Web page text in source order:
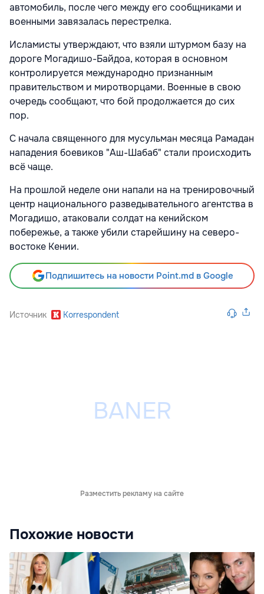
автомобиль, после чего между его сообщниками и
военными завязалась перестрелка.
Исламисты утверждают, что взяли штурмом базу на
дороге Могадишо-Байдоа, которая в основном
контролируется международно признанным
правительством и миротворцами. Военные в свою
очередь сообщают, что бой продолжается до сих
пор.
С начала священного для мусульман месяца Рамадан
нападения боевиков "Аш-Шабаб" стали происходить
всё чаще.
На прошлой неделе они напали на на тренировочный
центр национального разведывательного агентства в
Могадишо, атаковали солдат на кенийском
побережье, а также убили старейшину на северо-
востоке Кении.
Подпишитесь на новости Point.md в Google
Источник Korrespondent
Разместить рекламу на сайте
Похожие новости